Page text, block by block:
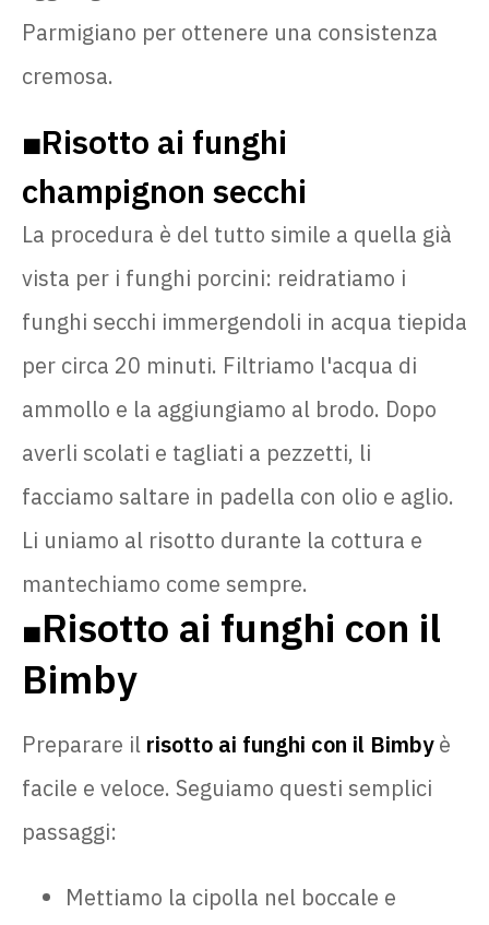
Parmigiano per ottenere una consistenza
cremosa.
🟧Risotto ai funghi
champignon secchi
La procedura è del tutto simile a quella già
vista per i funghi porcini: reidratiamo i
funghi secchi immergendoli in acqua tiepida
per circa 20 minuti. Filtriamo l'acqua di
ammollo e la aggiungiamo al brodo. Dopo
averli scolati e tagliati a pezzetti, li
facciamo saltare in padella con olio e aglio.
Li uniamo al risotto durante la cottura e
mantechiamo come sempre.
🟧Risotto ai funghi con il
Bimby
Preparare il risotto ai funghi con il Bimbyè
facile e veloce. Seguiamo questi semplici
passaggi:
Mettiamo la cipolla nel boccale e